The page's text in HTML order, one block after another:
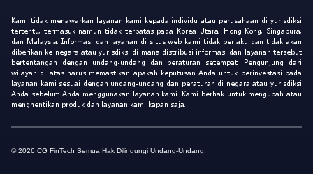
Kami tidak menawarkan layanan kami kepada individu atau perusahaan di yurisdiksi
tertentu, termasuk namun tidak terbatas pada Korea Utara, Hong Kong, Singapura,
dan Malaysia. Informasi dan layanan di situs web kami tidak berlaku dan tidak akan
diberikan ke negara atau yurisdiksi di mana distribusi informasi dan layanan tersebut
bertentangan dengan undang-undang dan peraturan setempat. Pengunjung dari
wilayah di atas harus memastikan apakah keputusan Anda untuk berinvestasi pada
layanan kami sesuai dengan undang-undang dan peraturan di negara atau yurisdiksi
Anda sebelum Anda menggunakan layanan kami. Kami berhak untuk mengubah atau
menghentikan produk dan layanan kami kapan saja.
© 2026 CG FinTech Semua Hak Dilindungi Undang-Undang.